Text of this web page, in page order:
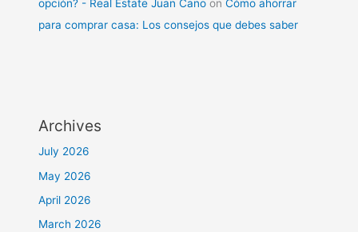
opción? - Real Estate Juan Cano onCómo ahorrar
para comprar casa: Los consejos que debes saber
Archives
July 2026
May 2026
April 2026
March 2026